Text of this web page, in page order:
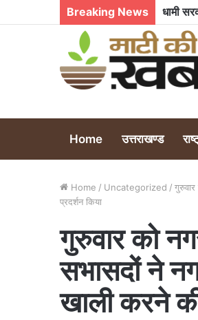
Breaking News
Home उत्तराखण्ड
Home / Uncategorized /
प्रदर्शन किया
गुरुवार को
सभासदों ने
खाली करने